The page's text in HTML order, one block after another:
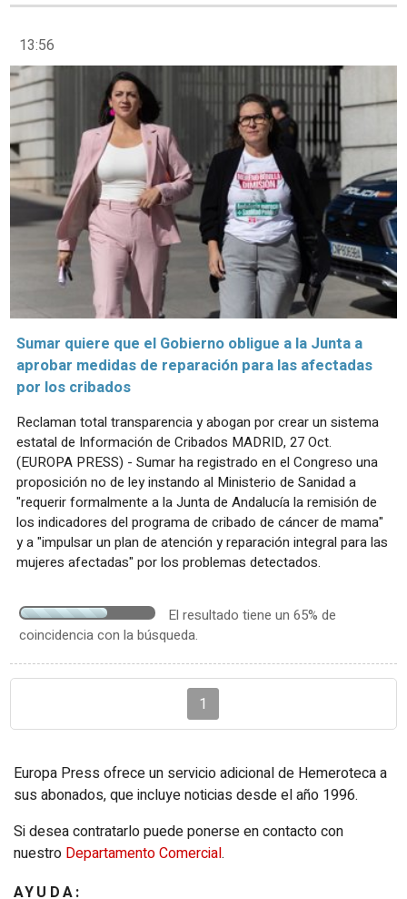
13:56
Sumar quiere que el Gobierno obligue a la Junta a
aprobar medidas de reparación para las afectadas
por los cribados
Reclaman total transparencia y abogan por crear un sistema
estatal de Información de Cribados MADRID, 27 Oct.
(EUROPA PRESS) - Sumar ha registrado en el Congreso una
proposición no de ley instando al Ministerio de Sanidad a
"requerir formalmente a la Junta de Andalucía la remisión de
los indicadores del programa de cribado de cáncer de mama"
y a "impulsar un plan de atención y reparación integral para las
mujeres afectadas" por los problemas detectados.
El resultado tiene un 65% de
coincidencia con la búsqueda.
1
Europa Press ofrece un servicio adicional de Hemeroteca a
sus abonados, que incluye noticias desde el año 1996.
Si desea contratarlo puede ponerse en contacto con
nuestro Departamento Comercial.
AYUDA: